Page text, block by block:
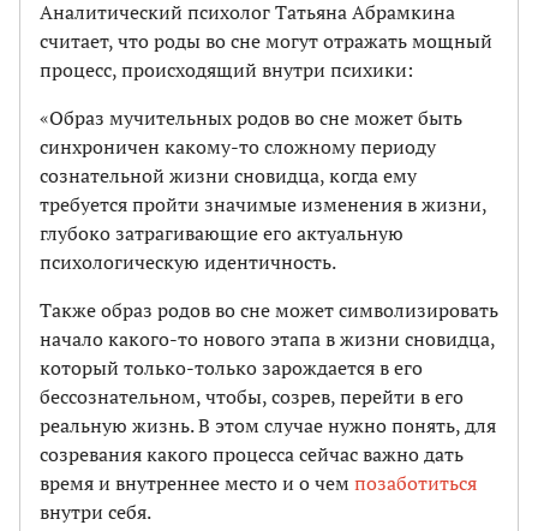
Аналитический психолог Татьяна Абрамкина
считает, что роды во сне могут отражать мощный
процесс, происходящий внутри психики:
«Образ мучительных родов во сне может быть
синхроничен какому-то сложному периоду
сознательной жизни сновидца, когда ему
требуется пройти значимые изменения в жизни,
глубоко затрагивающие его актуальную
психологическую идентичность.
Также образ родов во сне может символизировать
начало какого-то нового этапа в жизни сновидца,
который только-только зарождается в его
бессознательном, чтобы, созрев, перейти в его
реальную жизнь. В этом случае нужно понять, для
созревания какого процесса сейчас важно дать
время и внутреннее место и о чемпозаботиться
внутри себя.